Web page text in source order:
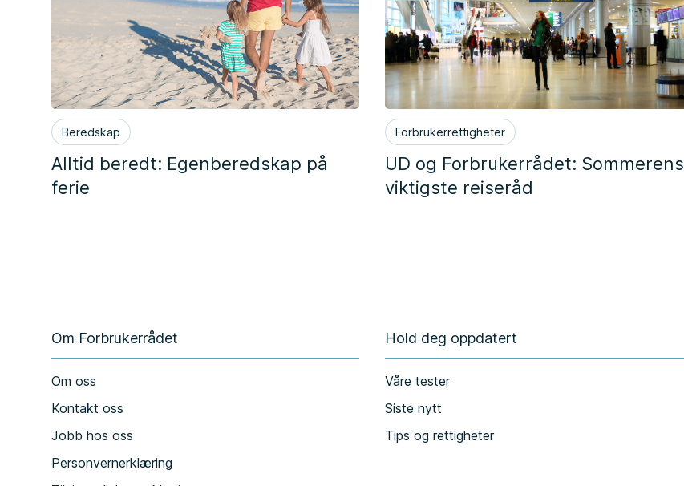
Beredskap
Alltid beredt: Egenberedskap på
ferie
Forbrukerrettigheter
UD og Forbrukerrådet: Sommerens
viktigste reiseråd
Om Forbrukerrådet
Om oss
Kontakt oss
Jobb hos oss
Personvernerklæring
Hold deg oppdatert
Våre tester
Siste nytt
Tips og rettigheter